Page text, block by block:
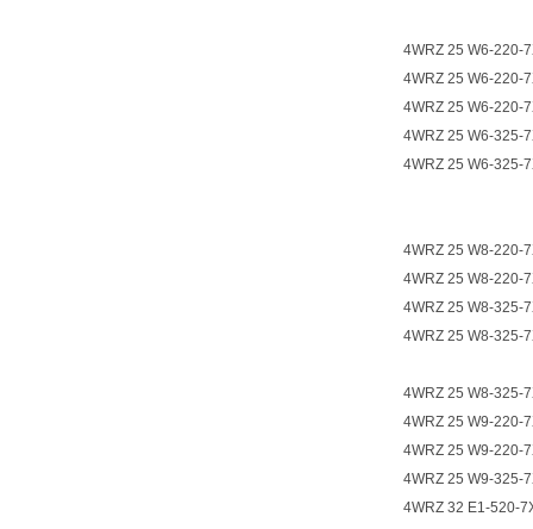
4WRZ 25 W6-220-
4WRZ 25 W6-220-
4WRZ 25 W6-220-
4WRZ 25 W6-325-
4WRZ 25 W6-325-
4WRZ 25 W8-220-
4WRZ 25 W8-220-
4WRZ 25 W8-325-
4WRZ 25 W8-325-
4WRZ 25 W8-325-
4WRZ 25 W9-220-
4WRZ 25 W9-220-
4WRZ 25 W9-325-
4WRZ 32 E1-520-